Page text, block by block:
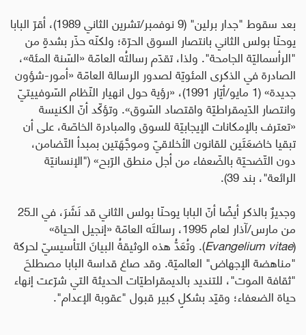
بعد سقوط "جدار برلين" (9 نوفمبر/تشرين الثاني
1989)، أقرّ البابا
يوحنّا بولس الثاني بانتصار السوق الحرّة؛ ولكنّه حذّر بشدةٍ من
"الرأسماليّة الجامحة". ولذا، تقدّم رسالتُه العامّة «السّنة المئة»،
الصادرة في الذكرى المئويّة لصدور الرسالة العامّة «أمور-شؤون
جديدة» (1 مايو/أيّار 1991)، «رؤية حول انهيار النّظام السّوفييتيّ
وانتصار الدّيمقراطيّة واقتصاد السّوق». وتؤكّد أنّ الكنيسة
«تعترف بالإمكانات الإيجابيّة للسوق والمبادرة الخاصّة، على أن
تبقيا خاضعَتَين للقانون الأخلاقيّ وموجَّهَتين بمبدأ التّضامن،
دون التّضحيّة بالضّعفاء من أجل منطق الرّبح» ("الإنسانيّة
الرائعة"، بند 39).
وجديرٌ بالذكر أيضًا أنّ البابا يوحنّا بولس الثاني قد نَشَرَ، في الـ25
من مارس/آذار لعام 1995، رسالتَه العامّة «إنجيل الحياة»
(
Evangelium vitae). وتُعَدُّ هذه الوثيقةُ البيانَ التأسيسيّ لحركة
"مناهضة الإجهاض" العالميّة. وقد صاغ قداسة البابا مصطلحَ
"ثقافة الموت"، للتنديد بالديمقراطيّات الحديثة التي شرّعت إنهاء
حياة الضعفاء؛ وقيّد بشكلٍ كبير قبول "عقوبة الإعدام".